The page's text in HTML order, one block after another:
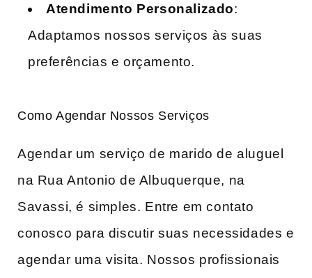
Atendimento Personalizado:
Adaptamos nossos serviços às suas
preferências e orçamento.
Como Agendar Nossos Serviços
Agendar um serviço de marido de aluguel
na Rua Antonio de Albuquerque, na
Savassi, é simples. Entre em contato
conosco para discutir suas necessidades e
agendar uma visita. Nossos profissionais